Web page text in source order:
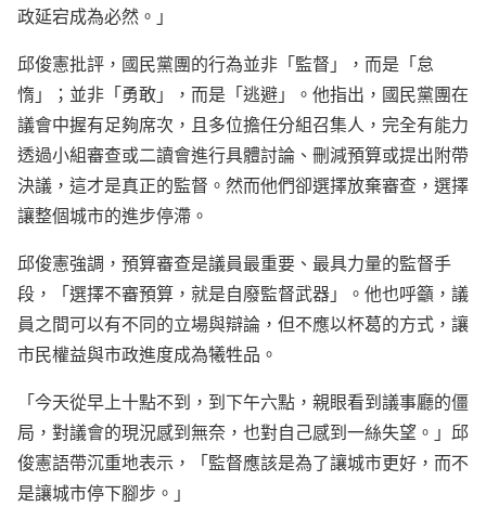
政延宕成為必然。」
邱俊憲批評，國民黨團的行為並非「監督」，而是「怠
惰」；並非「勇敢」，而是「逃避」。他指出，國民黨團在
議會中握有足夠席次，且多位擔任分組召集人，完全有能力
透過小組審查或二讀會進行具體討論、刪減預算或提出附帶
決議，這才是真正的監督。然而他們卻選擇放棄審查，選擇
讓整個城市的進步停滯。
邱俊憲強調，預算審查是議員最重要、最具力量的監督手
段，「選擇不審預算，就是自廢監督武器」。他也呼籲，議
員之間可以有不同的立場與辯論，但不應以杯葛的方式，讓
市民權益與市政進度成為犧牲品。
「今天從早上十點不到，到下午六點，親眼看到議事廳的僵
局，對議會的現況感到無奈，也對自己感到一絲失望。」邱
俊憲語帶沉重地表示，「監督應該是為了讓城市更好，而不
是讓城市停下腳步。」